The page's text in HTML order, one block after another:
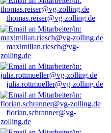
thomas.reiser@vg-zolling.de
maximilian.riesch@vg-
zolling.de
julia.rottmueller@vg-zolling.de
florian.schranner@vg-
zolling.de